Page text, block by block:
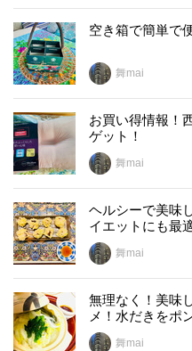
空き箱で簡単で
舞mai
お買い得情報！
ゲット！
舞mai
ヘルシーで美味
イエットにも最
舞mai
無理なく！美味
メ！水だきをポ
舞mai